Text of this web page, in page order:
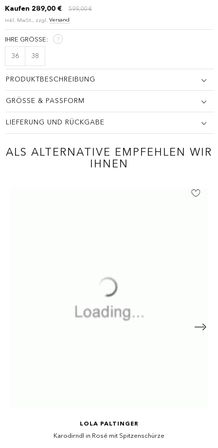
599,00 €
Kaufen 289,00 €
inkl. MwSt., zzgl. Versand
IHRE GRÖSSE: ?
36 38
PRODUKTBESCHREIBUNG
GRÖSSE & PASSFORM
LIEFERUNG UND RÜCKGABE
ALS ALTERNATIVE EMPFEHLEN WIR
IHNEN
LOLA PALTINGER
Karodirndl in Rosé mit Spitzenschürze
WIE BEWERTEN SIE DIESEN ARTIKEL?*